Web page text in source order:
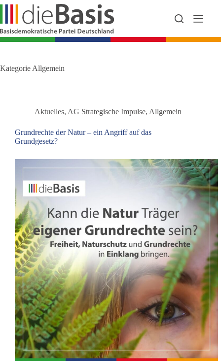
Zum
springen
Kategorie Allgemein
Aktuelles, AG Strategische Impulse, Allgemein
Grundrechte der Natur – ein Angriff auf das
Grundgesetz?